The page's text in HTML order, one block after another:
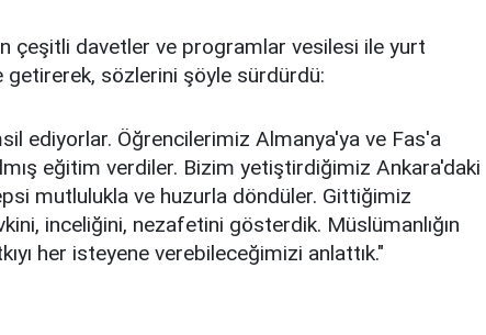
çeşitli davetler ve programlar vesilesi ile yurt
getirerek, sözlerini şöyle sürdürdü:
ediyorlar. Öğrencilerimiz Almanya'ya ve Fas'a
eğitim verdiler. Bizim yetiştirdiğimiz Ankara'daki
mutlulukla ve huzurla döndüler. Gittiğimiz
inceliğini, nezafetini gösterdik. Müslümanlığın
her isteyene verebileceğimizi anlattık."